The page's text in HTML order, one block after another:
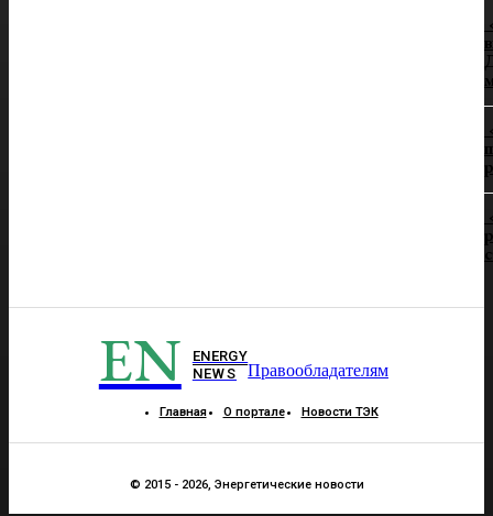
EN
ENERGY
NEWS
Правообладателям
Главная О портале Новости ТЭК
© 2015 - 2026, Энергетические новости